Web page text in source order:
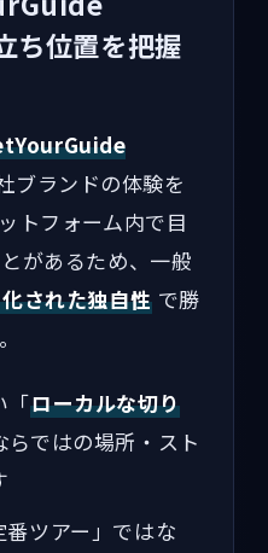
位置を把握
ブランドの体験を
トフォーム内で目
があるため、一般
された独自性 で勝
「ローカルな切り
ではの場所・スト
番ツアー」ではな